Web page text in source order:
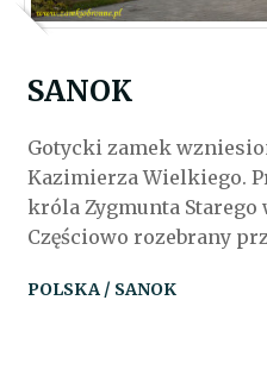
SANOK
Gotycki zamek
Kazimierza Wielkiego.
króla Zygmunta
Częściowo rozebrany
POLSKA / SANOK